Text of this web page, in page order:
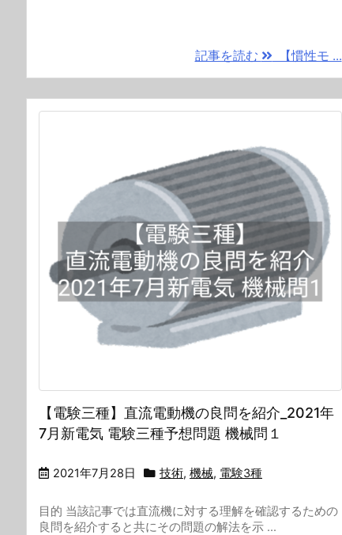
記事を読む 【慣性モ ...
【電験三種】直流電動機の良問を紹介_2021年
7月新電気 電験三種予想問題 機械問１
2021年7月28日 技術, 機械, 電験3種
目的 当該記事では直流機に対する理解を確認するための
良問を紹介すると共にその問題の解法を示 ...